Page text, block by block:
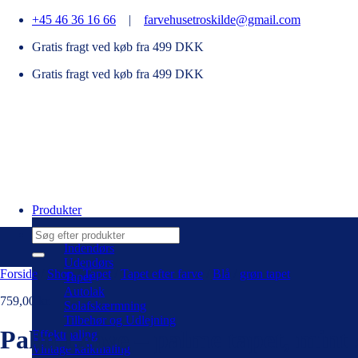
Fortsæt
indhold
+45 46 36 16 66 | farvehusetroskilde@gmail.com
Gratis fragt ved køb fra 499 DKK
Gratis fragt ved køb fra 499 DKK
Produkter
Indendørs
Udendørs
Tapet
Autolak
Solafskærmning
Tilbehør og Udlejning
Effektmaling
Vintage kalkmaling
Søg
efter:
Forside
Shop / Tapet Tapet efter farve Blå
grøn tapet
759,00
Palm Leave – palme tapet, mint